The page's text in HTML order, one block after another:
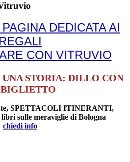
DEDICATA AI
REGALI
CON VITRUVIO
STORIA: DILLO CON
SPETTACOLI ITINERANTI,
sulle meraviglie di Bologna
chiedi info